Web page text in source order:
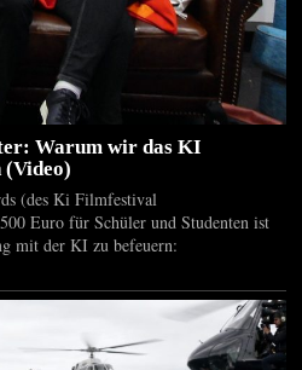
Warum wir das KI
(des Ki Filmfestival
Euro für Schüler und Studenten ist
mit der KI zu befeuern: